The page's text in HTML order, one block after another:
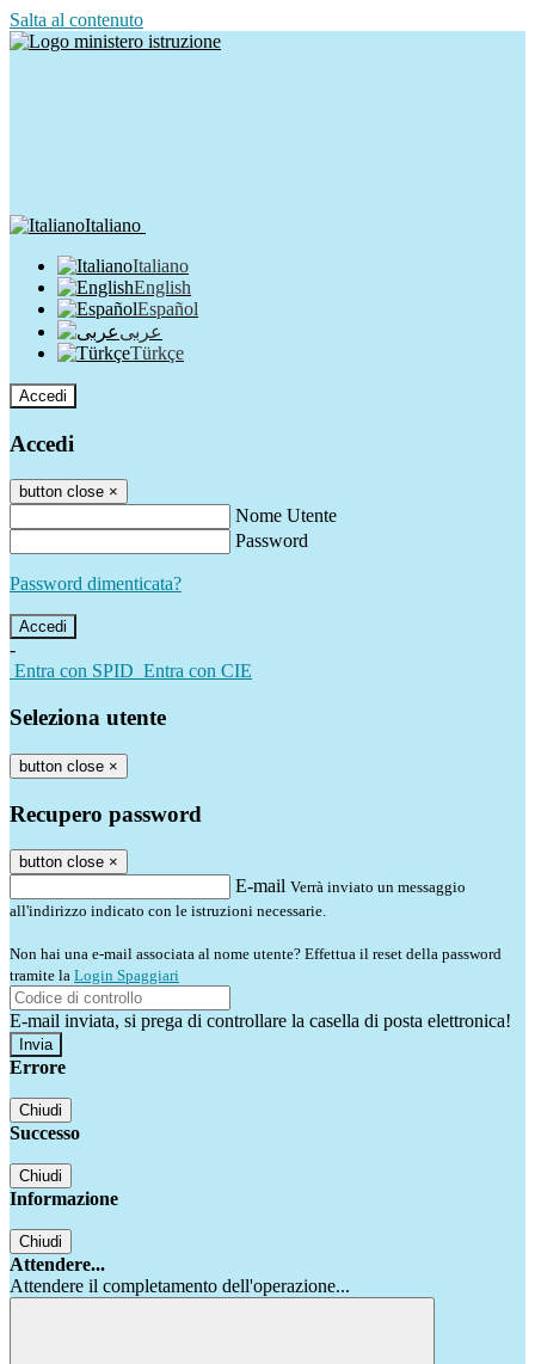
Salta al contenuto
Italiano
Italiano
English
Español
عربى
Türkçe
Accedi
Accedi
button close ×
Nome Utente
Password
Password dimenticata?
-
Entra con SPID Entra con CIE
Seleziona utente
button close ×
Recupero password
button close ×
E-mail Verrà inviato un messaggio
all'indirizzo indicato con le istruzioni necessarie.
Non hai una e-mail associata al nome utente? Effettua il reset della password
tramite la Login Spaggiari
E-mail inviata, si prega di controllare la casella di posta elettronica!
Errore
Chiudi
Successo
Chiudi
Informazione
Chiudi
Attendere...
Attendere il completamento dell'operazione...